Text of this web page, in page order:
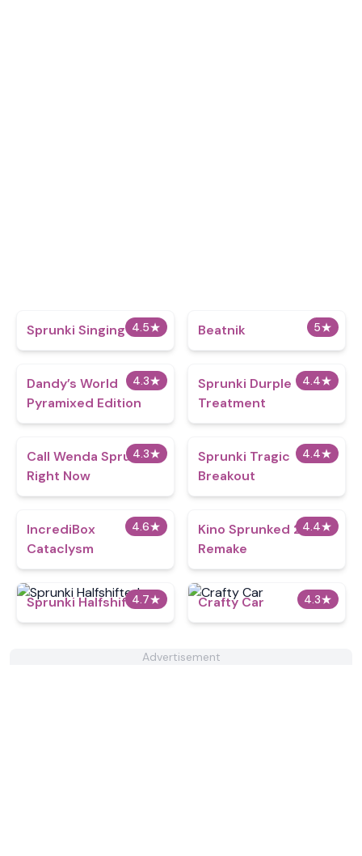
4.5★
Sprunki Singing 5★
Beatnik
4.3★
Dandy’s World
Pyramixed Edition
4.4★
Sprunki Durple
Treatment
4.3★
Call Wenda Sprunki
Right Now
4.4★
Sprunki Tragic
Breakout
4.6★
IncrediBox
Cataclysm
4.4★
Kino Sprunked 2 Mini
Remake
4.7★
Sprunki Halfshifted 4.3★
Crafty Car
Advertisement